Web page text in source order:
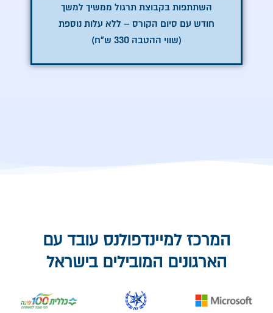
השתתפות בקבוצת תרגול ממשיך למשך
חודש עם סיום הקורס – ללא עלות נוספת
(שווי ההטבה 330 ש”ח)
המרכז למיינדפולנס עובד עם
הארגונים המובילים בישראל